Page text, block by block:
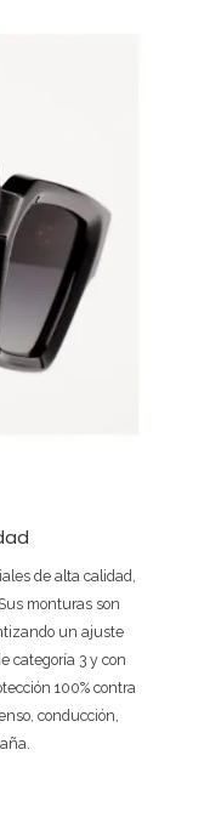
de alta calidad,
monturas son
un ajuste
categoría 3 y con
100% contra
conducción,